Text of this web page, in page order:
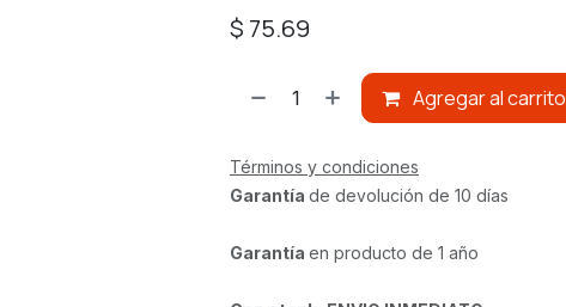
$ 75.69
Agregar al carrito
Términos y condiciones
Garantía de devolución de 10 días
Garantía en producto de 1 año